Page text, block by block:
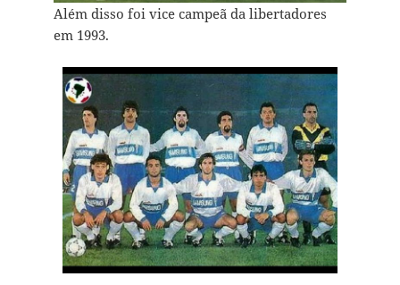
Além disso foi vice campeã da libertadores
em 1993.